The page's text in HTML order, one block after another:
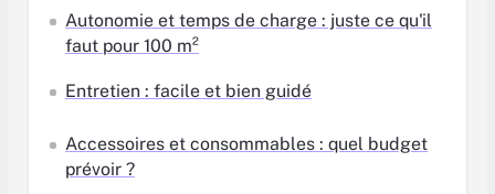
Autonomie et temps de charge : juste ce qu'il
faut pour 100 m²
Entretien : facile et bien guidé
Accessoires et consommables : quel budget
prévoir ?